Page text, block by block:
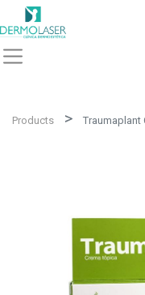
Products Traumaplant